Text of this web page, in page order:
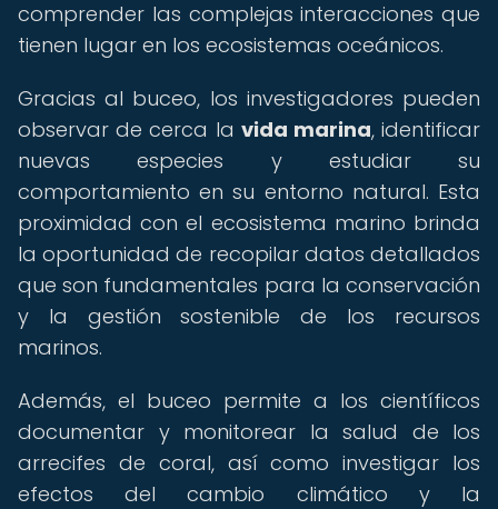
comprender las complejas interacciones que
tienen lugar en los ecosistemas oceánicos.
Gracias al buceo, los investigadores pueden
observar de cerca la vida marina, identificar
nuevas especies y estudiar su
comportamiento en su entorno natural. Esta
proximidad con el ecosistema marino brinda
la oportunidad de recopilar datos detallados
que son fundamentales para la conservación
y la gestión sostenible de los recursos
marinos.
Además, el buceo permite a los científicos
documentar y monitorear la salud de los
arrecifes de coral, así como investigar los
efectos del cambio climático y la